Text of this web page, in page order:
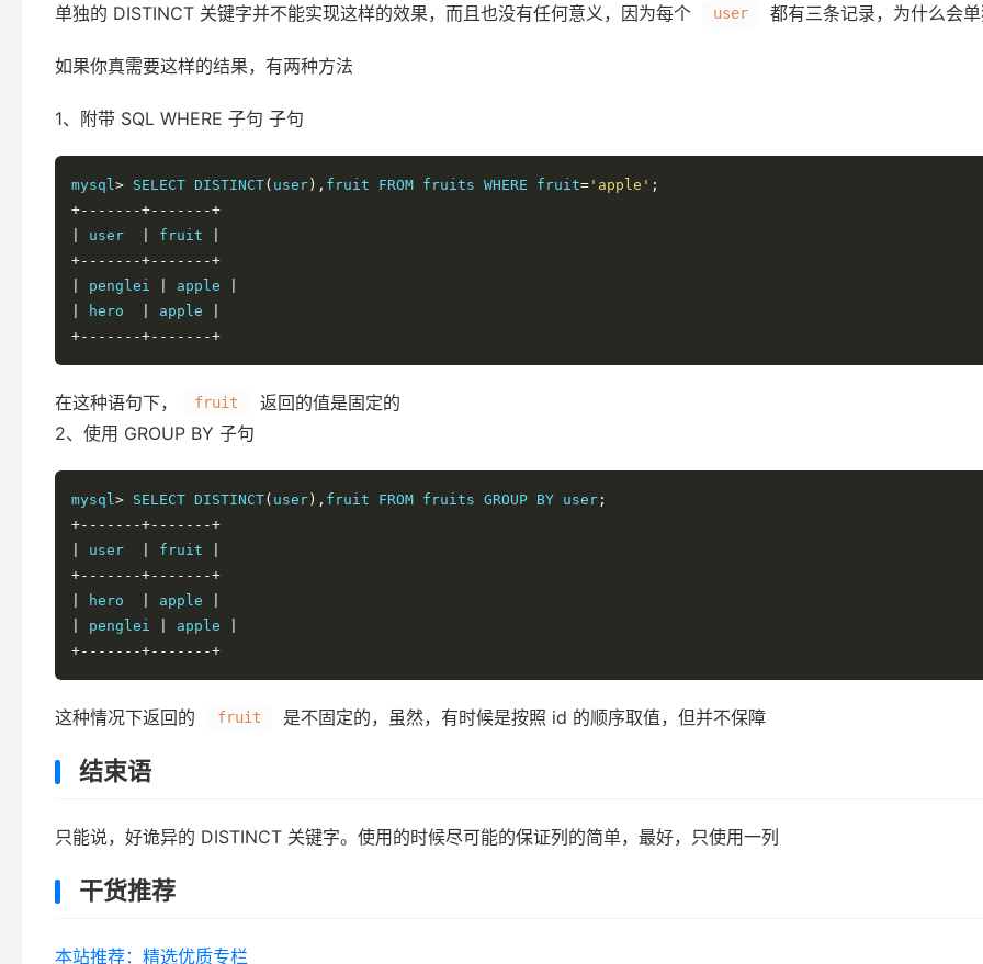
单独的 DISTINCT 关键字并不能实现这样的效果，而且也没有任何意义，因为每个 user 都有三条记录，为什么会
如果你真需要这样的结果，有两种方法
1、附带 SQL WHERE 子句 子句
mysql> SELECT DISTINCT( user ), fruit FROM fruits WHERE fruit= 'apple' ;
+-------+-------+
user fruit
+-------+-------+
penglei apple
hero apple
+-------+-------+
在这种语句下， fruit
返回的值是固定的
2、使用 GROUP BY 子句
mysql> SELECT DISTINCT( user ), fruit FROM fruits GROUP BY user ;
+-------+-------+
user fruit
+-------+-------+
hero apple
penglei apple
+-------+-------+
这种情况下返回的 fruit 是不固定的，虽然，有时候是按照 id 的顺序取值，但并不保障
结束语
只能说，好诡异的 DISTINCT 关键字。使用的时候尽可能的保证列的简单，最好，只使用一列
干货推荐
本站推荐：精选优质专栏